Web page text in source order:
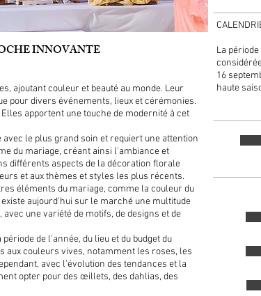
INNOVANTE
ajoutant couleur et beauté au monde. Leur
pour divers événements, lieux et cérémonies.
apportent une touche de modernité à cet
le plus grand soin et requiert une attention
du mariage, créant ainsi l'ambiance et
différents aspects de la décoration florale
et aux thèmes et styles les plus récents.
éléments du mariage, comme la couleur du
aujourd'hui sur le marché une multitude
une variété de motifs, de designs et de
de l'année, du lieu et du budget du
aux couleurs vives, notamment les roses, les
avec l'évolution des tendances et la
opter pour des œillets, des dahlias, des
La
16
haute